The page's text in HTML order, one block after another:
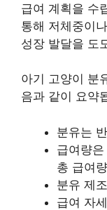
급여 계획을 수
통해 저체중이
성장 발달을 도
아기 고양이 분
음과 같이 요약
분유는
급여량
총 급여
분유 제
급여 자